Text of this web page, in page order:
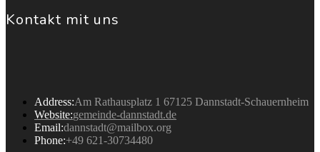
Kontakt mit uns
Address:Am Rathausplatz 1 67125 Dannstadt-Schauernheim
Website:gemeinde-dannstadt.de
Email:dannstadt@mailbox.org
Phone:+49 621-30734480